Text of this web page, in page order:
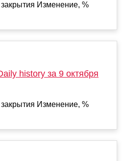
Изменение, %
history за 9 октября
Изменение, %